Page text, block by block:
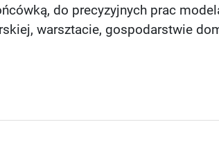
do precyzyjnych prac
warsztacie, gospodarstwie